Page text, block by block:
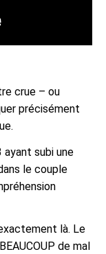
crue – ou
précisément
subi une
le couple
là. Le
de mal